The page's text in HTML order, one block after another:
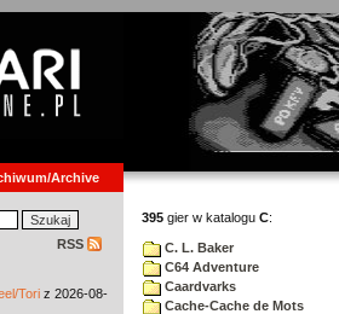
Archive
RSS
Tori z 2026-08-
395 gier w katalogu C:
C. L. Baker
C64 Adventure
Caardvarks
Cache-Cache de Mots